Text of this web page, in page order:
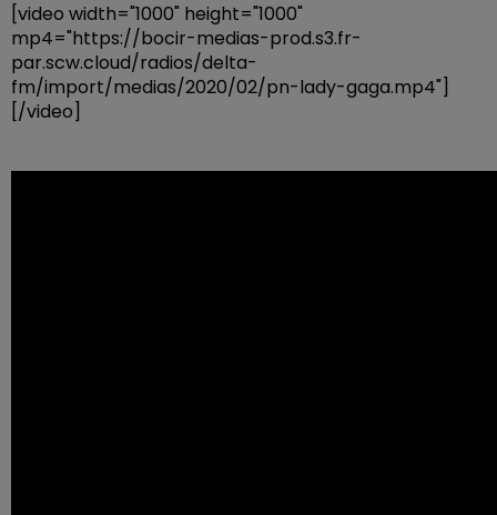
[video width="1000" height="1000"
mp4="https://bocir-medias-prod.s3.fr-
par.scw.cloud/radios/delta-
fm/import/medias/2020/02/pn-lady-gaga.mp4"]
[/video]